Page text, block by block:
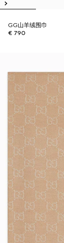
GG山羊绒围巾
€ 790